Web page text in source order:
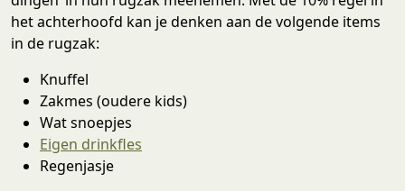
het achterhoofd kan je denken aan de volgende items
in de rugzak:
Knuffel
Zakmes (oudere kids)
Wat snoepjes
Eigen drinkfles
Regenjasje